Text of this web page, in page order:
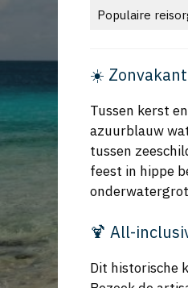
Populaire
☀️
Tussen kerst
azuurblauw
tussen
feest in hippe
🍹 All-
Dit historische